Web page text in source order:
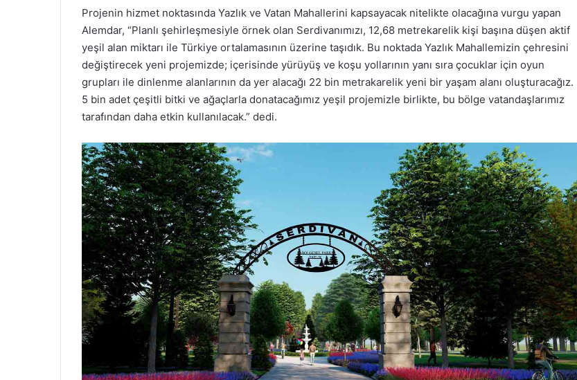
Projenin hizmet noktasında Yazlık ve Vatan Mahallerini kapsayacak nitelikte olacağına vurgu yapan
Alemdar, “Planlı şehirleşmesiyle örnek olan Serdivanımızı, 12,68 metrekarelik kişi başına düşen aktif
yeşil alan miktarı ile Türkiye ortalamasının üzerine taşıdık. Bu noktada Yazlık Mahallemizin çehresini
değiştirecek yeni projemizde; içerisinde yürüyüş ve koşu yollarının yanı sıra çocuklar için oyun
grupları ile dinlenme alanlarının da yer alacağı 22 bin metrakarelik yeni bir yaşam alanı oluşturacağız.
5 bin adet çeşitli bitki ve ağaçlarla donatacağımız yeşil projemizle birlikte, bu bölge vatandaşlarımız
tarafından daha etkin kullanılacak.” dedi.